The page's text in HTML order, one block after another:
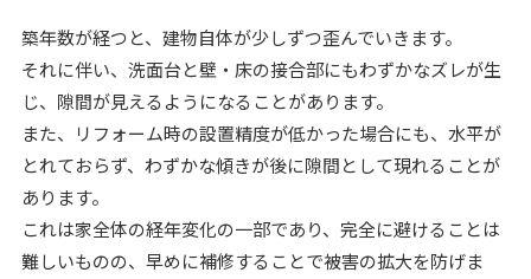
築年数が経つと、建物自体が少しずつ歪んでいきます。
それに伴い、洗面台と壁・床の接合部にもわずかなズレが生
じ、隙間が見えるようになることがあります。
また、リフォーム時の設置精度が低かった場合にも、水平が
とれておらず、わずかな傾きが後に隙間として現れることが
あります。
これは家全体の経年変化の一部であり、完全に避けることは
難しいものの、早めに補修することで被害の拡大を防げま